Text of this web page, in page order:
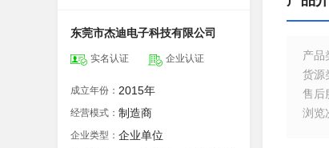
东莞市杰迪电子科技有限公司
实名认证 企业认证
成立年份： 2015年
经营模式： 制造商
企业类型： 企业单位
产品
货源
售后
浏览